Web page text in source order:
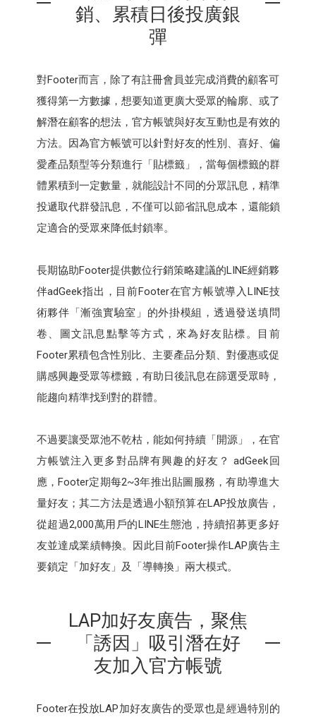
銷、累積日後投廣銀
彈
對Footer而言，除了有註冊會員並完成消費的顧客可
獲得第一方數據，想要知道更廣大受眾的輪廓、或了
解潛在顧客的想法，官方帳號與好友互動也是有效的
方法。因為官方帳號可以針對好友的性別、喜好、偏
愛產品類型等分類進行「貼標籤」，當每個標籤的群
體累積到一定數量，就能設計不同的分眾訊息，精準
投遞取代群發訊息，不僅可以節省訊息成本，還能鎖
定適合的受眾來降低封鎖率。
長期協助Footer提供數位行銷策略建議的LINE經銷夥
伴adGeek指出，目前Footer在官方帳號導入LINE技
術夥伴「漸強實驗室」的外掛模組，透過發送填問
卷、圖文訊息點擊等方式，來為好友貼標。目前
Footer累積包含性別比、主要產品分類、對優惠或促
購感興趣受眾等標籤，有助日後訊息在篩選受眾時，
能趨向精準找到對的群體。
不過要讓受眾池不乾枯，能如何持續「開源」，在官
方帳號注入更多對品牌有興趣的好友？ adGeek回
應，Footer定期每2~3年推出貼圖服務，有助導進大
量好友；其二方法是透過小額預算在LAP投放廣告，
從超過2,000萬用戶的LINE生態池，持續招募更多好
友並達成業績轉換。因此目前Footer操作LAP廣告主
要鎖定「加好友」及「導轉換」兩大模式。
LAP加好友廣告，聚焦
「誘因」吸引潛在好
友加入官方帳號
Footer在投放LAP加好友廣告的受眾也是經過特別的